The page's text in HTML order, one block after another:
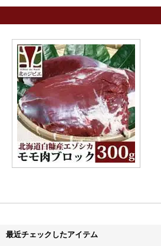
最近チェックしたアイテム